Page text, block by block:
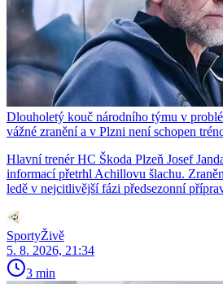
Dlouholetý kouč národního týmu v
vážné zranění a v Plzni není schopen
Hlavní trenér HC Škoda Plzeň Josef
informací přetrhl Achillovu šlachu.
ledě v nejcitlivější fázi předsezonní
SportyŽivě
5. 8. 2026, 21:34
3 min